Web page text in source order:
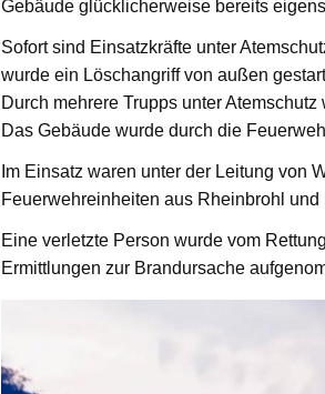
Gebäude glücklicherweise bereits
Sofort sind Einsatzkräfte unter
wurde ein Löschangriff von außen
Durch mehrere Trupps unter
Das Gebäude wurde durch die
Im Einsatz waren unter der Leitung von
Feuerwehreinheiten aus Rheinbrohl
Eine verletzte Person wurde vom
Ermittlungen zur Brandursache